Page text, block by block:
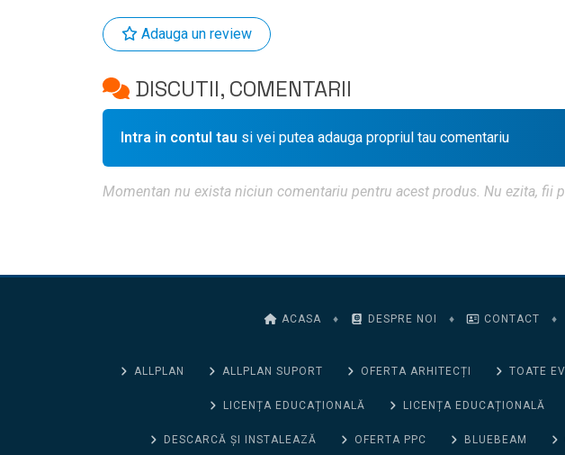
Adauga un review
DISCUTII, COMENTARII
Intra in contul tau si vei putea adauga propriul tau comentariu
Momentan nu exista niciun comentariu pentru acest produs. Nu ezita, fii
ACASA ♦ DESPRE NOI ♦ CONTACT ♦
ALLPLAN ALLPLAN SUPORT OFERTA ARHITECȚI TOATE
LICENȚA EDUCAȚIONALĂ LICENȚA EDUCAȚIONALĂ
DESCARCĂ ȘI INSTALEAZĂ OFERTA PPC BLUEBEAM